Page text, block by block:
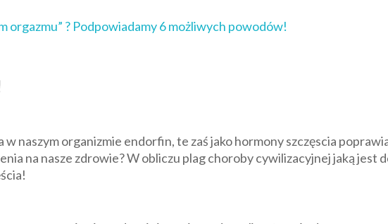
orgazmu” ? Podpowiadamy 6 możliwych powodów!
naszym organizmie endorfin, te zaś jako hormony szczęscia
na nasze zdrowie? W obliczu plag choroby cywilizacyjnej jaką jest